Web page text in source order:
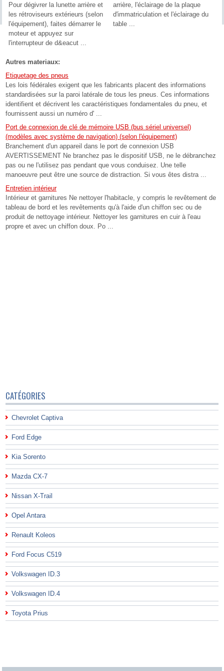
Pour dégivrer la lunette arrière et
les rétroviseurs extérieurs (selon
l'équipement), faites démarrer le
moteur et appuyez sur
l'interrupteur de d&eacut ...
arrière, l'éclairage de la plaque
d'immatriculation et l'éclairage du
table ...
Autres materiaux:
Etiquetage des pneus
Les lois fédérales exigent que les fabricants placent des informations
standardisées sur la paroi latérale de tous les pneus. Ces informations
identifient et décrivent les caractéristiques fondamentales du pneu, et
fournissent aussi un numéro d' ...
Port de connexion de clé de mémoire USB (bus sériel universel)
(modèles avec système de navigation) (selon l'équipement)
Branchement d'un appareil dans le port de connexion USB
AVERTISSEMENT Ne branchez pas le dispositif USB, ne le débranchez
pas ou ne l'utilisez pas pendant que vous conduisez. Une telle
manoeuvre peut être une source de distraction. Si vous êtes distra ...
Entretien intérieur
Intérieur et garnitures Ne nettoyer l'habitacle, y compris le revêtement de
tableau de bord et les revêtements qu'à l'aide d'un chiffon sec ou de
produit de nettoyage intérieur. Nettoyer les garnitures en cuir à l'eau
propre et avec un chiffon doux. Po ...
CATÉGORIES
Chevrolet Captiva
Ford Edge
Kia Sorento
Mazda CX-7
Nissan X-Trail
Opel Antara
Renault Koleos
Ford Focus C519
Volkswagen ID.3
Volkswagen ID.4
Toyota Prius